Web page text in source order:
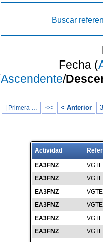
Buscar
Fecha (
Ascendente/
| Primera … << < Anterior
Actividad
EA3FNZ
EA3FNZ
EA3FNZ
EA3FNZ
EA3FNZ
EA3FNZ